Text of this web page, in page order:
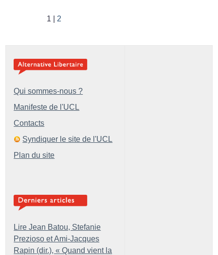
1 2
Qui sommes-nous ?
Manifeste de l'UCL
Contacts
Syndiquer le site de l'UCL
Plan du site
Lire Jean Batou, Stefanie
Prezioso et Ami-Jacques
Rapin (dir.), « Quand vient la